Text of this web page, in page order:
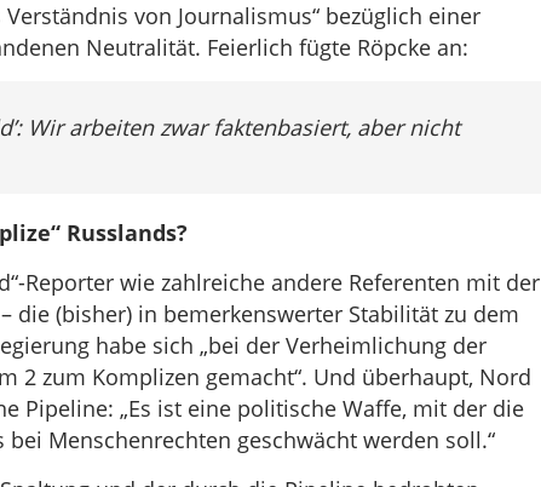
von Journalismus“ bezüglich einer
Neutralität. Feierlich fügte Röpcke an:
Wir arbeiten zwar faktenbasiert, aber nicht
Russlands?
Reporter wie zahlreiche andere Referenten mit der
die (bisher) in bemerkenswerter Stabilität zu dem
habe sich „bei der Verheimlichung der
2 zum Komplizen gemacht“. Und überhaupt, Nord
Pipeline: „Es ist eine politische Waffe, mit der die
Menschenrechten geschwächt werden soll.“